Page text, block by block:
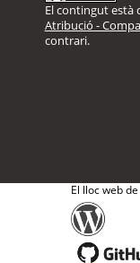
El contingut està
Atribució -
contrari.
El lloc web